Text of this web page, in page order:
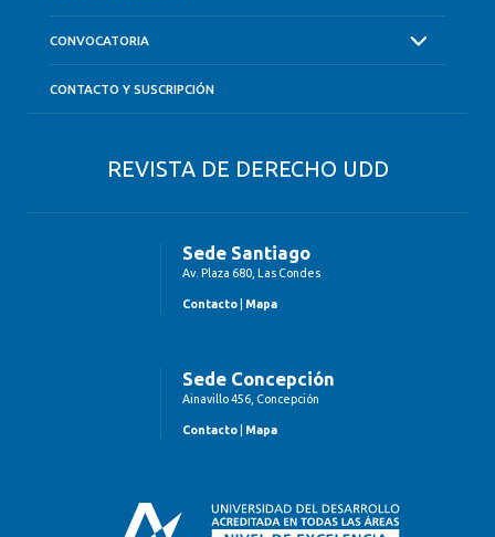
CONVOCATORIA
CONTACTO Y SUSCRIPCIÓN
REVISTA DE DERECHO UDD
Sede Santiago
Av. Plaza 680, Las Condes
Contacto Mapa
Sede Concepción
Ainavillo 456, Concepción
Contacto Mapa